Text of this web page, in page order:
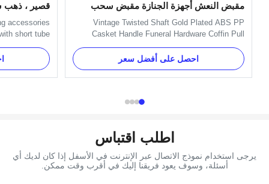
مقبض النعش أجهزة الجنازة مقبض سحب
التابوت
Vintage Twisted Shaft Gold Plated ABS PP
Casket Handle Funeral Hardware Coffin Pull
Handle ABS and PP Plastic Material Coffin
Handle with Pale Gold Specification Six pcs
plastc as a set, and the material is PP recycle.
Item Name H9013 Material Plastic (PP, ABS)
احصل على أفضل سعر
قصير ،
accessories
short tube
is used with
handle. Main
Item Name
alloy Color
اطلب اقتباس
يرجى استخدام نموذج الاتصال عبر الإنترنت في الأسفل إذا كان لديك أي
أسئلة، وسوف يعود فريقنا إليك في أقرب وقت ممكن.